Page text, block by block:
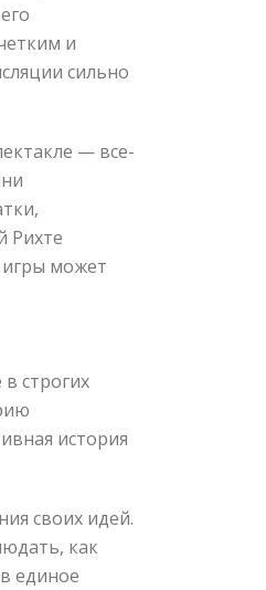
и
сильно
— все-
Рихте
может
строгих
история
своих идей.
как
единое